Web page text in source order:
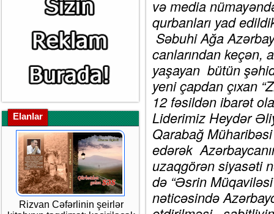
Elanlar
Rizvan Cəfərlinin şeirlər
və media
qurbanları yad
Səbuhi Ağa
canlarından keçən,
yaşayan bütün
yeni çapdan çıxan
12 fəsildən ibarət
Liderimiz Heydər
Qarabağ
edərək
uzaqgörən siyasəti
də “Əsrin
nəticəsində